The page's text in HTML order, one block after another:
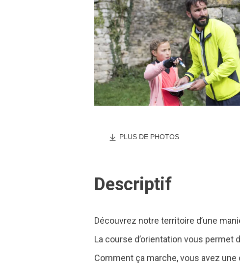
PLUS DE PHOTOS
Descriptif
Découvrez notre territoire d’une
La course d’orientation vous
Comment ça marche, vous avez